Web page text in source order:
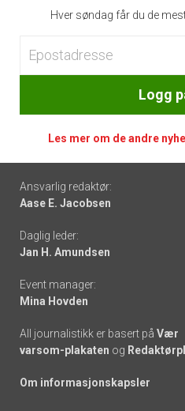
Hver søndag får du de
Logg
Les mer om de andre
Footer
-
links
Ansvarlig redaktør:
Aase E. Jacobsen
Daglig leder:
Jan H. Amundsen
Event manager:
Mina Hovden
All journalistikk er basert på Vær
varsom-plakaten og
Om informasjonskapsler